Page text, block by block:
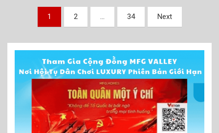
bài
1 2 … 34 Next